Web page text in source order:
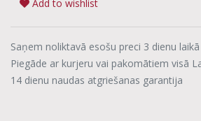
Add to wishlist
Saņem noliktavā esošu preci 3 dienu laikā
Piegāde ar kurjeru vai pakomātiem visā
14 dienu naudas atgriešanas garantija